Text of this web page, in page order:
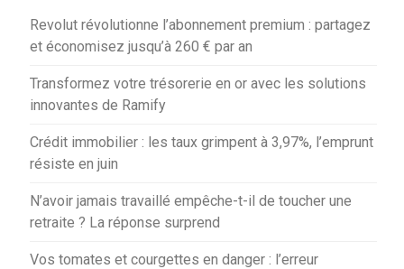
Revolut révolutionne l’abonnement premium : partagez
et économisez jusqu’à 260 € par an
Transformez votre trésorerie en or avec les solutions
innovantes de Ramify
Crédit immobilier : les taux grimpent à 3,97%, l’emprunt
résiste en juin
N’avoir jamais travaillé empêche-t-il de toucher une
retraite ? La réponse surprend
Vos tomates et courgettes en danger : l’erreur